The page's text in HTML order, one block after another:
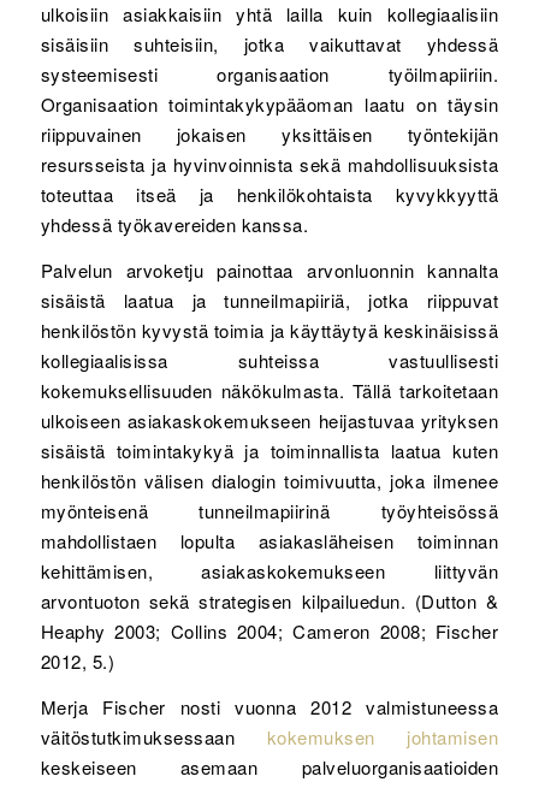
ulkoisiin asiakkaisiin yhtä lailla kuin kollegiaalisiin
sisäisiin suhteisiin, jotka vaikuttavat yhdessä
systeemisesti organisaation työilmapiiriin.
Organisaation toimintakykypääoman laatu on täysin
riippuvainen jokaisen yksittäisen työntekijän
resursseista ja hyvinvoinnista sekä mahdollisuuksista
toteuttaa itseä ja henkilökohtaista kyvykkyyttä
yhdessä työkavereiden kanssa.
Palvelun arvoketju painottaa arvonluonnin kannalta
sisäistä laatua ja tunneilmapiiriä, jotka riippuvat
henkilöstön kyvystä toimia ja käyttäytyä keskinäisissä
kollegiaalisissa suhteissa vastuullisesti
kokemuksellisuuden näkökulmasta. Tällä tarkoitetaan
ulkoiseen asiakaskokemukseen heijastuvaa yrityksen
sisäistä toimintakykyä ja toiminnallista laatua kuten
henkilöstön välisen dialogin toimivuutta, joka ilmenee
myönteisenä tunneilmapiirinä työyhteisössä
mahdollistaen lopulta asiakasläheisen toiminnan
kehittämisen, asiakaskokemukseen liittyvän
arvontuoton sekä strategisen kilpailuedun. (Dutton &
Heaphy 2003; Collins 2004; Cameron 2008; Fischer
2012, 5.)
Merja Fischer nosti vuonna 2012 valmistuneessa
väitöstutkimuksessaan kokemuksen johtamisen
keskeiseen asemaan palveluorganisaatioiden